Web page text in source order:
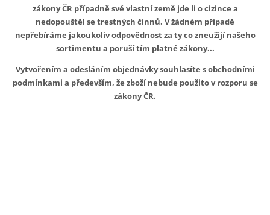
zákony ČR případně své vlastní země jde li o cizince a
nedopouštěl se trestných činnů. V žádném případě
nepřebíráme jakoukoliv odpovědnost za ty co zneužijí našeho
sortimentu a poruší tím platné zákony...
Vytvořením a odesláním objednávky souhlasíte s obchodními
podmínkami a především, že zboží nebude použito v rozporu se
zákony ČR.